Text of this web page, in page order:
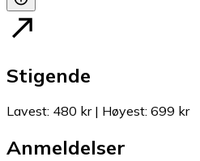
Stigende
Lavest: 480 kr| Høyest: 699 kr
Anmeldelser